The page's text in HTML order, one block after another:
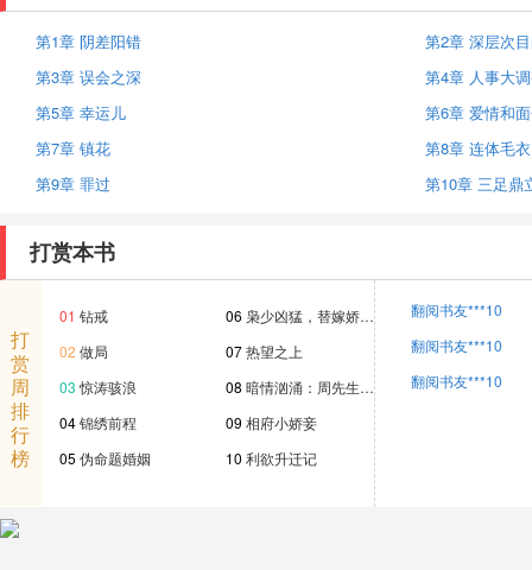
第1章 阴差阳错
第2章 深层次
第3章 误会之深
第4章 人事大
第5章 幸运儿
第6章 爱情和
第7章 镇花
第8章 连体毛衣
第9章 罪过
第10章 三足鼎
打赏本书
打
赏
周
排
行
榜
01 钻戒
02 做局
03 惊涛骇浪
04锦绣前程
05 伪命题婚姻
06 枭少凶猛，替嫁娇…
07热望之上
08 暗情汹涌：周先生…
09 相府小娇妾
10 利欲升迁记
翻阅书友***10
翻阅书友***10
翻阅书友***10